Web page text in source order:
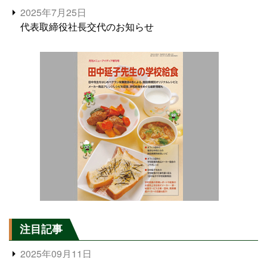
2025年7月25日
代表取締役社長交代のお知らせ
注目記事
2025年09月11日